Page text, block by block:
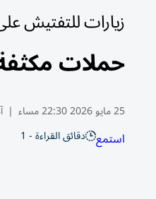
زيارات للتفتيش على 2586 منشأة
حملات
25 مايو 2026 22:30 مساء |
استمع دقائق القراءة - 1